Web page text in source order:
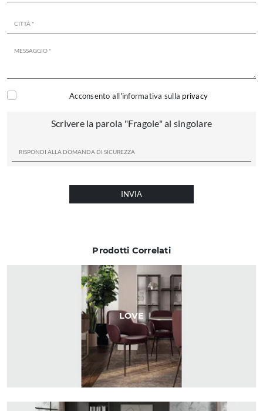
Prodotti Correlati
LOVE
Acconsento all'informativa sulla privacy
Scrivere la parola "Fragole" al singolare
INVIA